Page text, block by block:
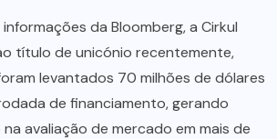
da Bloomberg, a Cirkul
título de unicónio recentemente,
levantados 70 milhões de dólares
de financiamento, gerando
avaliação de mercado em mais de